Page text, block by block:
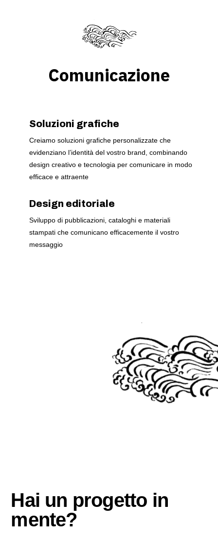
Comunicazione
Soluzioni grafiche
Creiamo soluzioni grafiche personalizzate che
evidenziano l’identità del vostro brand, combinando
design creativo e tecnologia per comunicare in modo
efficace e attraente
Design editoriale
Sviluppo di pubblicazioni, cataloghi e materiali
stampati che comunicano efficacemente il vostro
messaggio
Hai un progetto in
mente?